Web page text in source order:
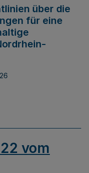
über die
für eine
vom